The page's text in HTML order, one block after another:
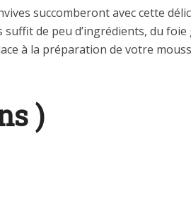
succomberont avec cette
de peu d’ingrédients, du foie
à la préparation de votre
)